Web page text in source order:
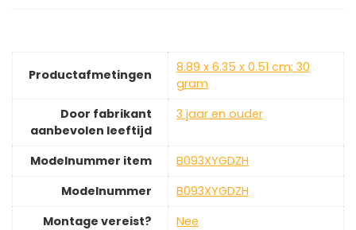
Productafmetingen
‎8.89 x 6.35 x 0.51 cm; 30
gram
Door fabrikant
aanbevolen leeftijd
‎3 jaar en ouder
Modelnummer item
‎B093XYGDZH
Modelnummer
‎B093XYGDZH
Montage vereist?
‎Nee